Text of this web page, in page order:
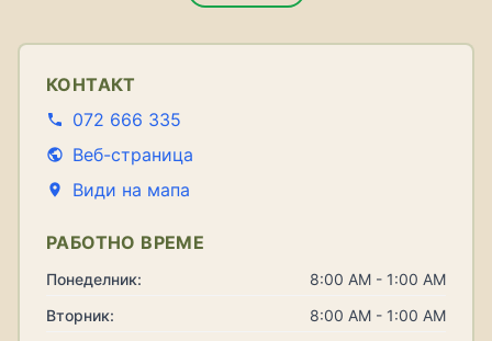
КОНТАКТ
072 666 335
Веб-страница
Види на мапа
РАБОТНО ВРЕМЕ
Понеделник:
8:00 AM - 1:00 AM
Вторник:
8:00 AM - 1:00 AM